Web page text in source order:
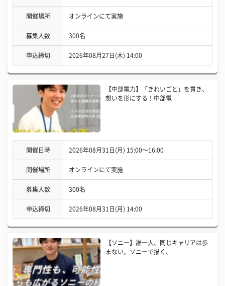
開催場所 オンラインにて実施
募集人数 300名
申込締切 2026年08月27日(木) 14:00
【中部電力】「きれいごと」を貫き、
想いを形にする！中部電
開催日時 2026年08月31日(月) 15:00〜16:00
開催場所 オンラインにて実施
募集人数 300名
申込締切 2026年08月31日(月) 14:00
【ソニー】誰一人、同じキャリアは歩
まない。ソニーで描く、